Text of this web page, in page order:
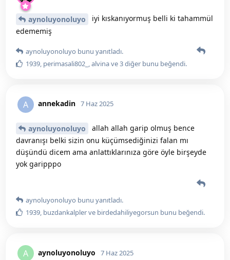
aynoluyonoluyo
iyi kıskanıyormuş belli ki tahammül
edememiş
aynoluyonoluyo bunu yanıtladı.
1939 perimasali802_ alvinave3diğer bunu beğendi.
A annekadin 7 Haz 2025
aynoluyonoluyo
allah allah garip olmuş bence
davranışı belki sizin onu küçümsediğinizi falan mı
düşündü dicem ama anlattıklarınıza göre öyle birşeyde
yok garipppo
aynoluyonoluyo bunu yanıtladı.
1939, buzdankalplerve birdedahiliyegorsun bunu beğendi.
A aynoluyonoluyo 7 Haz 2025